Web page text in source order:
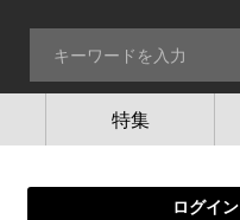
特集
ログイン